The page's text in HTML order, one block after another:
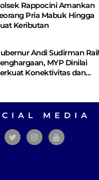
Rappocini Amankan
Pria Mabuk Hingga
Keributan
Andi Sudirman
MYP Dinilai
Konektivitas dan
MEDIA